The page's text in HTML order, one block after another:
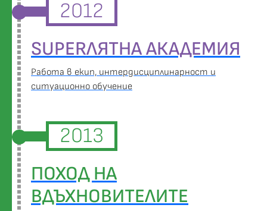
2012
SUPERЛЯТНА АКАДЕМИЯ
Работа в екип, интердисциплинарност и
ситуационно обучение
2013
ПОХОД НА
ВДЪХНОВИТЕЛИТЕ